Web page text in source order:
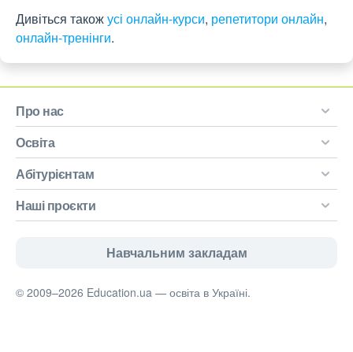
Дивіться такожусі онлайн-курси, репетитори онлайн,
онлайн-тренінги.
Про нас
Освіта
Абітурієнтам
Наші проєкти
Навчальним закладам
© 2009–2026 Education.ua — освіта в Україні.